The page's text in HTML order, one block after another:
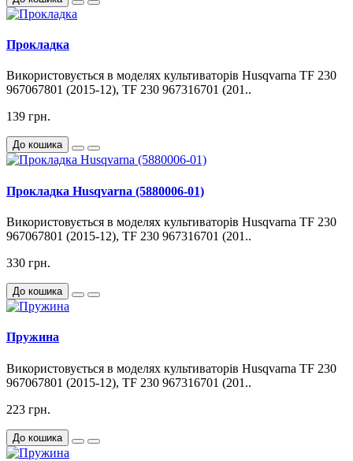
Прокладка
Використовується в моделях культиваторів Husqvarna TF 230
967067801 (2015-12), TF 230 967316701 (201..
139 грн.
До кошика
Прокладка Husqvarna (5880006-01)
Використовується в моделях культиваторів Husqvarna TF 230
967067801 (2015-12), TF 230 967316701 (201..
330 грн.
До кошика
Пружина
Використовується в моделях культиваторів Husqvarna TF 230
967067801 (2015-12), TF 230 967316701 (201..
223 грн.
До кошика